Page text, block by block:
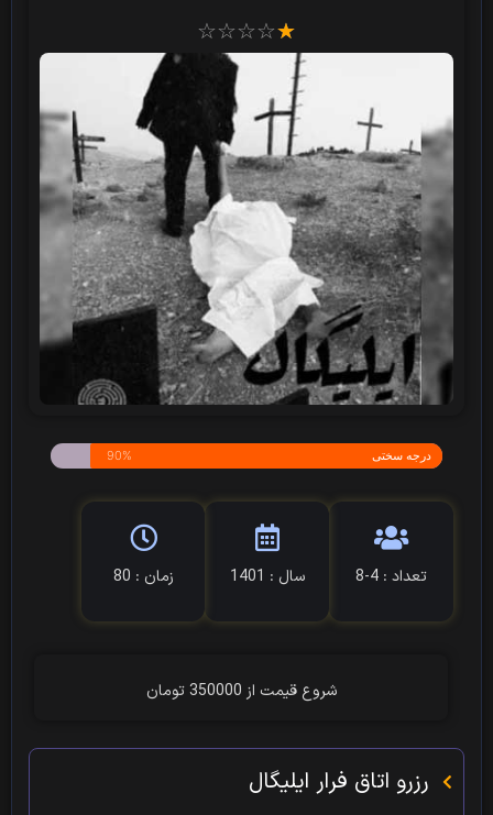
☆
☆
☆
☆
☆
درجه سختی 90%
تعداد : 4-8 سال : 1401 زمان : 80
شروع قیمت از 350000 تومان
رزرو اتاق فرار ایلیگال